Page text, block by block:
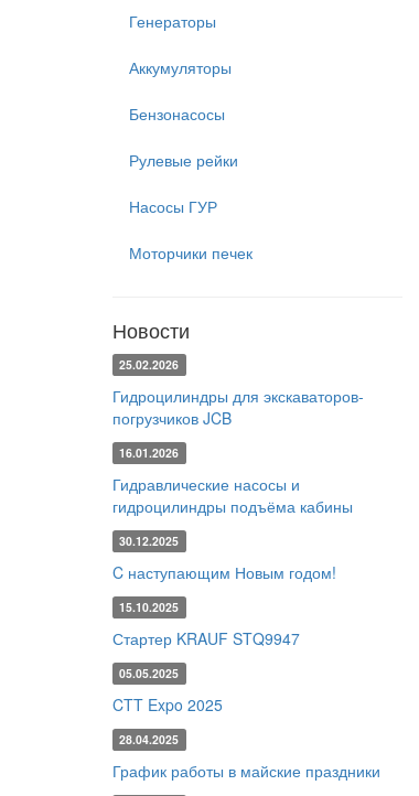
Генераторы
Аккумуляторы
Бензонасосы
Рулевые рейки
Насосы ГУР
Моторчики печек
Новости
25.02.2026
Гидроцилиндры для экскаваторов-
погрузчиков JCB
16.01.2026
Гидравлические насосы и
гидроцилиндры подъёма кабины
30.12.2025
C наступающим Новым годом!
15.10.2025
Стартер KRAUF STQ9947
05.05.2025
CTT Expo 2025
28.04.2025
График работы в майские праздники